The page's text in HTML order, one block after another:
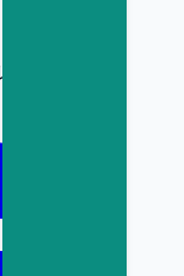
森タワー